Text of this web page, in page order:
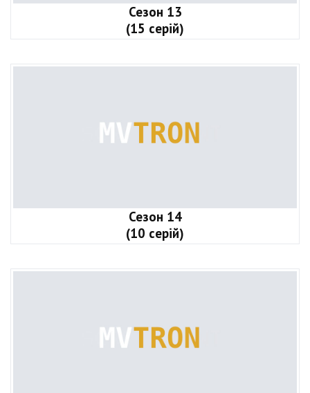
Сезон 13
(15 серій)
Сезон 14
(10 серій)